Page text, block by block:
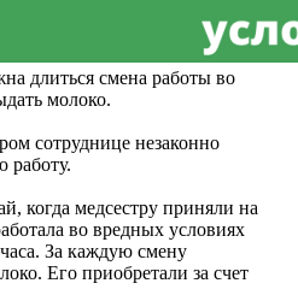
длиться смена работы во
молоко.
сотруднице незаконно
работу.
когда медсестру приняли на
во вредных условиях
За каждую смену
Его приобретали за счет